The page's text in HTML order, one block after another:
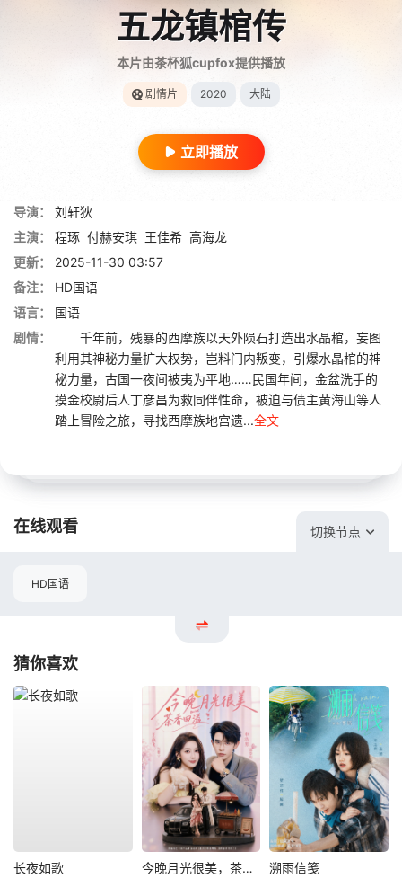
五龙镇棺传
本片由茶杯狐cupfox提供播放
剧情片 2020 大陆
立即播放
导演：
刘轩狄
主演：
程琢 付赫安琪 王佳希 高海龙
更新：
2025-11-30 03:57
备注：
HD国语
语言：
国语
剧情：
千年前，残暴的西摩族以天外陨石打造出水晶棺，妄图
利用其神秘力量扩大权势，岂料门内叛变，引爆水晶棺的神
秘力量，古国一夜间被夷为平地……民国年间，金盆洗手的
摸金校尉后人丁彦昌为救同伴性命，被迫与债主黄海山等人
踏上冒险之旅，寻找西摩族地宫遗...全文
在线观看 切换节点
HD国语
猜你喜欢
长夜如歌 今晚月光很美，茶香四溢 溯雨信笺